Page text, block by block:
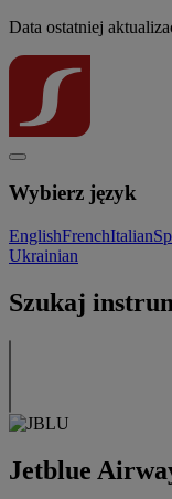
Data ostatniej
Wybierz język
EnglishFrenchItalian
Ukrainian
Szukaj
Jetblue